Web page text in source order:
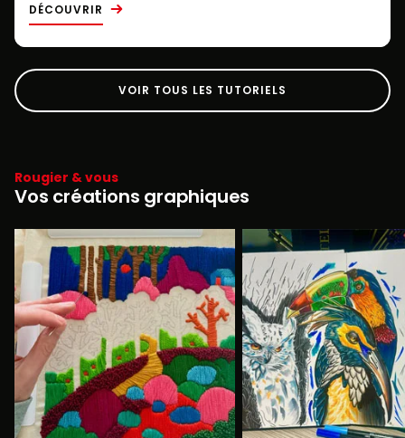
DÉCOUVRIR
VOIR TOUS LES TUTORIELS
Rougier & vous
Vos créations graphiques